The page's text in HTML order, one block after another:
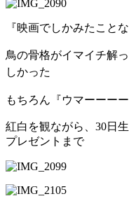
『映画でしかみたこと
鳥の骨格がイマイチ解
しかった
もちろん『ウマーーー
紅白を観ながら、30日
プレゼントまで